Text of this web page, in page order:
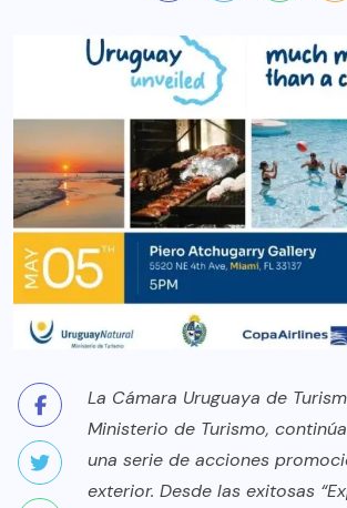
La Cámara Uruguaya de
Ministerio de Turismo,
una serie de acciones
exterior. Desde las exitosas